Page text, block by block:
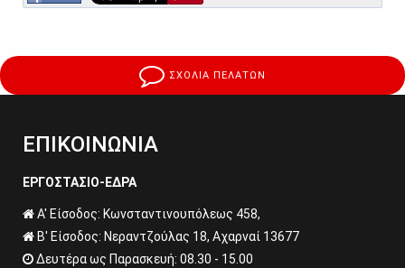
ΣΧΟΛΙΑ ΠΕΛΑΤΩΝ
ΕΠΙΚΟΙΝΩΝΙΑ
ΕΡΓΟΣΤΑΣΙΟ-ΕΔΡΑ
Α' Είσοδος: Κωνσταντινουπόλεως 458,
Β' Είσοδος: Νεραντζούλας 18, Αχαρναί 13677
Δευτέρα ως Παρασκευή: 08.30 - 15.00